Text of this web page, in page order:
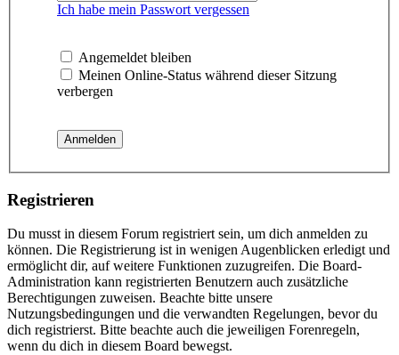
Ich habe mein Passwort vergessen
Angemeldet bleiben
Meinen Online-Status während dieser Sitzung
verbergen
Registrieren
Du musst in diesem Forum registriert sein, um dich anmelden zu
können. Die Registrierung ist in wenigen Augenblicken erledigt und
ermöglicht dir, auf weitere Funktionen zuzugreifen. Die Board-
Administration kann registrierten Benutzern auch zusätzliche
Berechtigungen zuweisen. Beachte bitte unsere
Nutzungsbedingungen und die verwandten Regelungen, bevor du
dich registrierst. Bitte beachte auch die jeweiligen Forenregeln,
wenn du dich in diesem Board bewegst.